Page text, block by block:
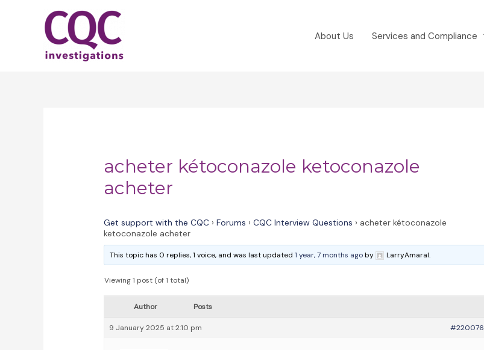
About Us Services and Compliance
acheter kétoconazole ketoconazole
acheter
Get support with the CQC › Forums › CQC Interview Questions › acheter kétoconazole
ketoconazole acheter
This topic has 0 replies, 1 voice, and was last updated1 year, 7 months agoby LarryAmaral.
Viewing 1 post (of 1 total)
Author Posts
9 January 2025 at 2:10 pm #220076